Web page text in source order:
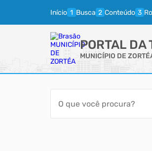
Início Busca Conteúdo
PORTAL DA
MUNICÍPIO DE